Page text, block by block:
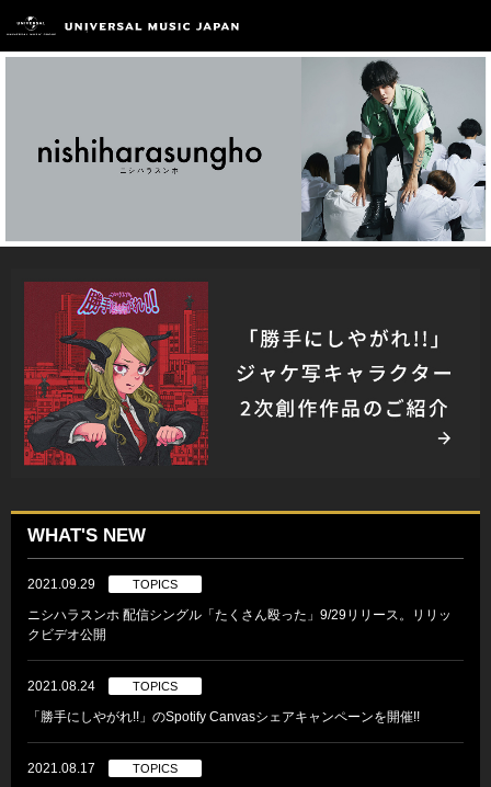
WHAT'S NEW
2021.09.29 TOPICS
ニシハラスンホ 配信シングル「たくさん殴った」9/29リリース。リリッ
クビデオ公開
2021.08.24 TOPICS
「勝手にしやがれ!!」のSpotify Canvasシェアキャンペーンを開催!!
2021.08.17 TOPICS